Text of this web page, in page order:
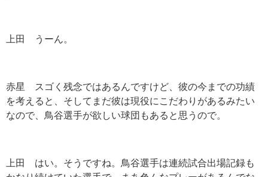
上田 うーん。
赤星 スゴく残念ではあるんですけど、彼の今までの功績
を考えると、そしてまだ彼は現役にこだわりがあるみたい
なので、鳥谷選手が欲しい球団もあると思うので。
上田 はい。そうですね。鳥谷選手は連続試合出場記録も